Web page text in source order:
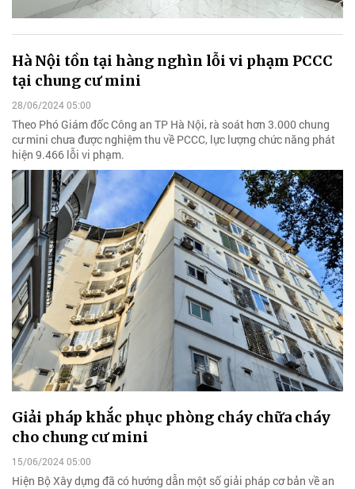
Hà Nội tồn tại hàng nghìn lỗi vi phạm PCCC
tại chung cư mini
28/06/2024 05:00
Theo Phó Giám đốc Công an TP Hà Nội, rà soát hơn 3.000 chung
cư mini chưa được nghiệm thu về PCCC, lực lượng chức năng phát
hiện 9.466 lỗi vi phạm.
Giải pháp khắc phục phòng cháy chữa cháy
cho chung cư mini
15/06/2024 05:00
Hiện Bộ Xây dựng đã có hướng dẫn một số giải pháp cơ bản về an